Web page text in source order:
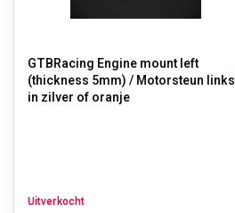
GTBRacing Engine mount left
(thickness 5mm) / Motorsteun links
in zilver of oranje
Uitverkocht